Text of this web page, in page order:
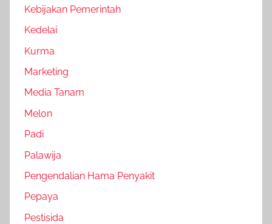
Kebijakan Pemerintah
Kedelai
Kurma
Marketing
Media Tanam
Melon
Padi
Palawija
Pengendalian Hama Penyakit
Pepaya
Pestisida